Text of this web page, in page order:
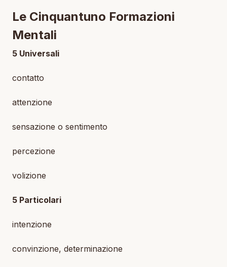
Le Cinquantuno Formazioni
Mentali
5 Universali
contatto
attenzione
sensazione o sentimento
percezione
volizione
5 Particolari
intenzione
convinzione, determinazione